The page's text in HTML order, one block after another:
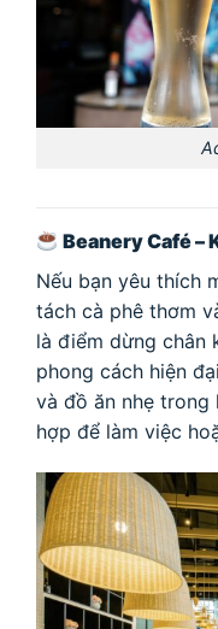
Beanery Café –
Nếu bạn yêu thích
tách cà phê thơm
là điểm dừng chân
phong cách hiện
và đồ ăn nhẹ trong
hợp để làm việc